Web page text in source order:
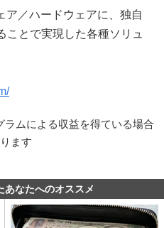
ア／ハードウェアに、独自
ことで実現した各種ソリュ
ムによる収益を得ている場合
ます
あなたへのオススメ